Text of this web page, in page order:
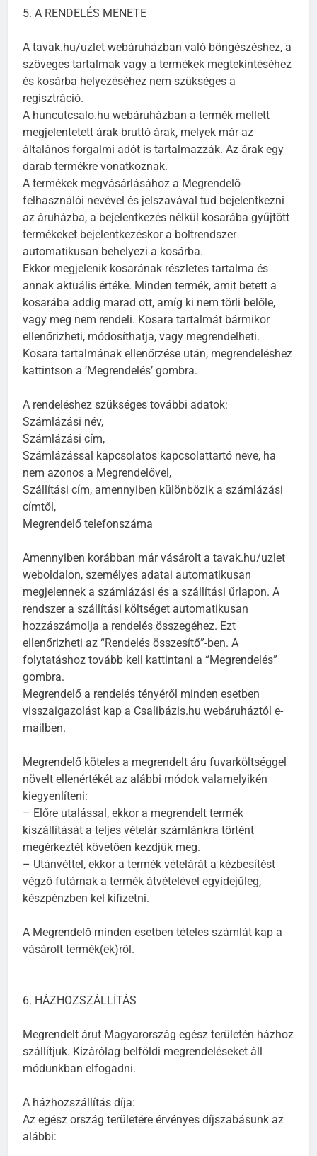
5. A RENDELÉS MENETE
A tavak.hu/uzlet webáruházban való böngészéshez, a
szöveges tartalmak vagy a termékek megtekintéséhez
és kosárba helyezéséhez nem szükséges a
regisztráció.
A huncutcsalo.hu webáruházban a termék mellett
megjelentetett árak bruttó árak, melyek már az
általános forgalmi adót is tartalmazzák. Az árak egy
darab termékre vonatkoznak.
A termékek megvásárlásához a Megrendelő
felhasználói nevével és jelszavával tud bejelentkezni
az áruházba, a bejelentkezés nélkül kosarába gyűjtött
termékeket bejelentkezéskor a boltrendszer
automatikusan behelyezi a kosárba.
Ekkor megjelenik kosarának részletes tartalma és
annak aktuális értéke. Minden termék, amit betett a
kosarába addig marad ott, amíg ki nem törli belőle,
vagy meg nem rendeli. Kosara tartalmát bármikor
ellenőrizheti, módosíthatja, vagy megrendelheti.
Kosara tartalmának ellenőrzése után, megrendeléshez
kattintson a ’Megrendelés’ gombra.
A rendeléshez szükséges további adatok:
Számlázási név,
Számlázási cím,
Számlázással kapcsolatos kapcsolattartó neve, ha
nem azonos a Megrendelővel,
Szállítási cím, amennyiben különbözik a számlázási
címtől,
Megrendelő telefonszáma
Amennyiben korábban már vásárolt a tavak.hu/uzlet
weboldalon, személyes adatai automatikusan
megjelennek a számlázási és a szállítási űrlapon. A
rendszer a szállítási költséget automatikusan
hozzászámolja a rendelés összegéhez. Ezt
ellenőrizheti az “Rendelés összesítő”-ben. A
folytatáshoz tovább kell kattintani a “Megrendelés”
gombra.
Megrendelő a rendelés tényéről minden esetben
visszaigazolást kap a Csalibázis.hu webáruháztól e-
mailben.
Megrendelő köteles a megrendelt áru fuvarköltséggel
növelt ellenértékét az alábbi módok valamelyikén
kiegyenlíteni:
– Előre utalással, ekkor a megrendelt termék
kiszállítását a teljes vételár számlánkra történt
megérkeztét követően kezdjük meg.
– Utánvéttel, ekkor a termék vételárát a kézbesítést
végző futárnak a termék átvételével egyidejűleg,
készpénzben kel kifizetni.
A Megrendelő minden esetben tételes számlát kap a
vásárolt termék(ek)ről.
6. HÁZHOZSZÁLLÍTÁS
Megrendelt árut Magyarország egész területén házhoz
szállítjuk. Kizárólag belföldi megrendeléseket áll
módunkban elfogadni.
A házhozszállítás díja:
Az egész ország területére érvényes díjszabásunk az
alábbi: